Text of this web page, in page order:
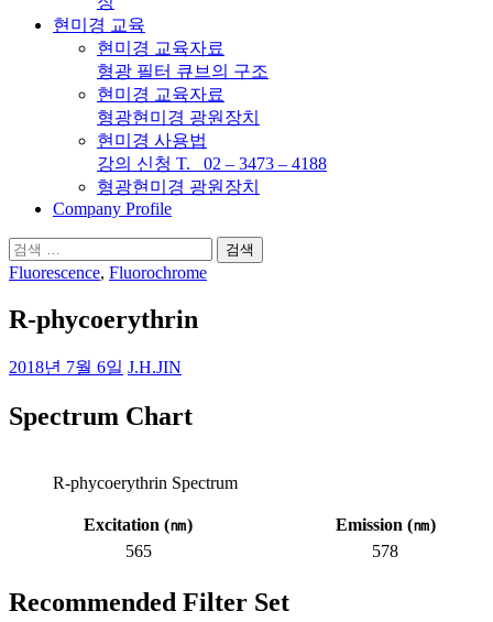
현미경 교육
현미경 교육자료
형광 필터 큐브의 구조
현미경 교육자료
형광현미경 광원장치
현미경 사용법
강의 신청 T. 02 – 3473 – 4188
형광현미경 광원장치
Company Profile
검
색:
Fluorescence, Fluorochrome
R-phycoerythrin
2018년 7월 6일 J.H.JIN
Spectrum Chart
R-phycoerythrin Spectrum
Excitation (㎚) Emission (㎚)
565
578
Recommended Filter Set